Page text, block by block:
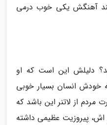
آهنگش یکی خوب درمی
دلیلش این است که او
خودش انسان بسیار خوبی
از لاتنر این باشد که
اش، پیروزیت عظیمی داشته